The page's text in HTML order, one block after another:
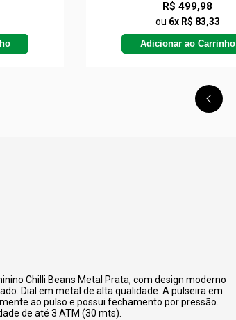
R$ 499,98
ou 6x R$ 83,33
Adicionar ao Carrinho
Chilli Beans Metal Prata, com design moderno
Dial em metal de alta qualidade. A pulseira em
ao pulso e possui fechamento por pressão.
de até 3 ATM (30 mts).